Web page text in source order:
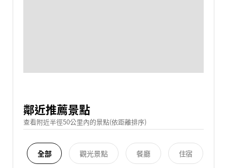
鄰近推薦景點
查看附近半徑50公里內的景點(依距離排序)
全部 觀光景點 餐廳 住宿